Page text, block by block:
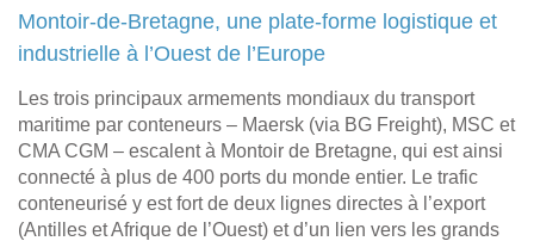
Montoir-de-Bretagne, une plate-forme logistique et
industrielle à l’Ouest de l’Europe
Les trois principaux armements mondiaux du transport
maritime par conteneurs – Maersk (via BG Freight), MSC et
CMA CGM – escalent à Montoir de Bretagne, qui est ainsi
connecté à plus de 400 ports du monde entier. Le trafic
conteneurisé y est fort de deux lignes directes à l’export
(Antilles et Afrique de l’Ouest) et d’un lien vers les grands